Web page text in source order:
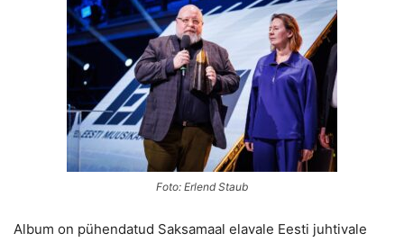
Foto: Erlend Staub
Album on pühendatud Saksamaal elavale Eesti juhtivale